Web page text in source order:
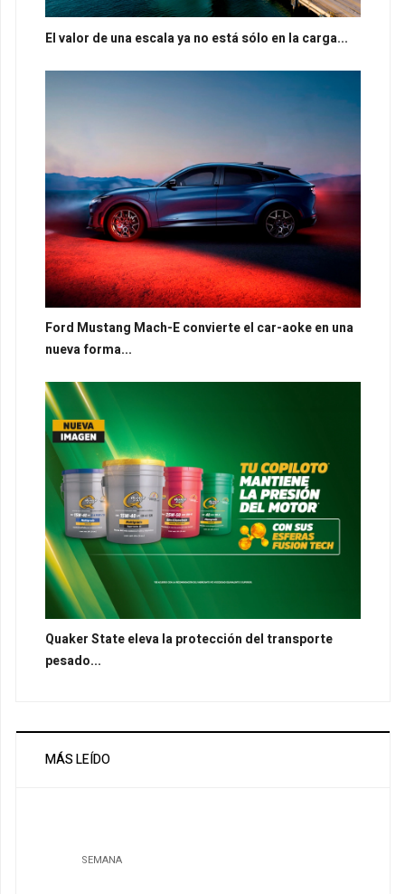
El valor de una escala ya no está sólo en la carga...
Ford Mustang Mach-E convierte el car-aoke en una
nueva forma...
Quaker State eleva la protección del transporte
pesado...
MÁS LEÍDO
SEMANA